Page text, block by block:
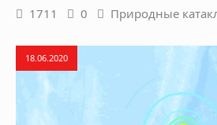
1711 0 Природные
18.06.2020